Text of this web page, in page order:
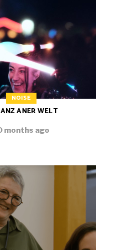
NOISE
ANER WELT
months ago